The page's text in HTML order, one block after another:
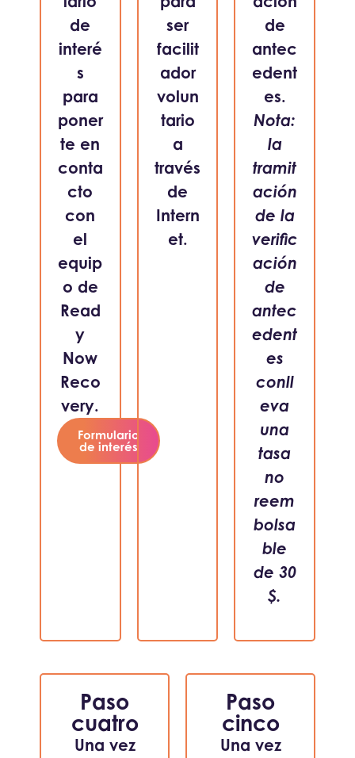
de
interé
s
para
poner
te en
conta
cto
con
el
equip
o de
Read
y
Now
Reco
very.
Formulario
de interés
ser
facilit
ador
volun
tario
a
través
de
Intern
et.
de
antec
edent
es.
Nota:
la
tramit
ación
de la
verific
ación
de
antec
edent
es
conll
eva
una
tasa
no
reem
bolsa
ble
de 30
$.
Paso
cuatro
Una vez
Paso
cinco
Una vez